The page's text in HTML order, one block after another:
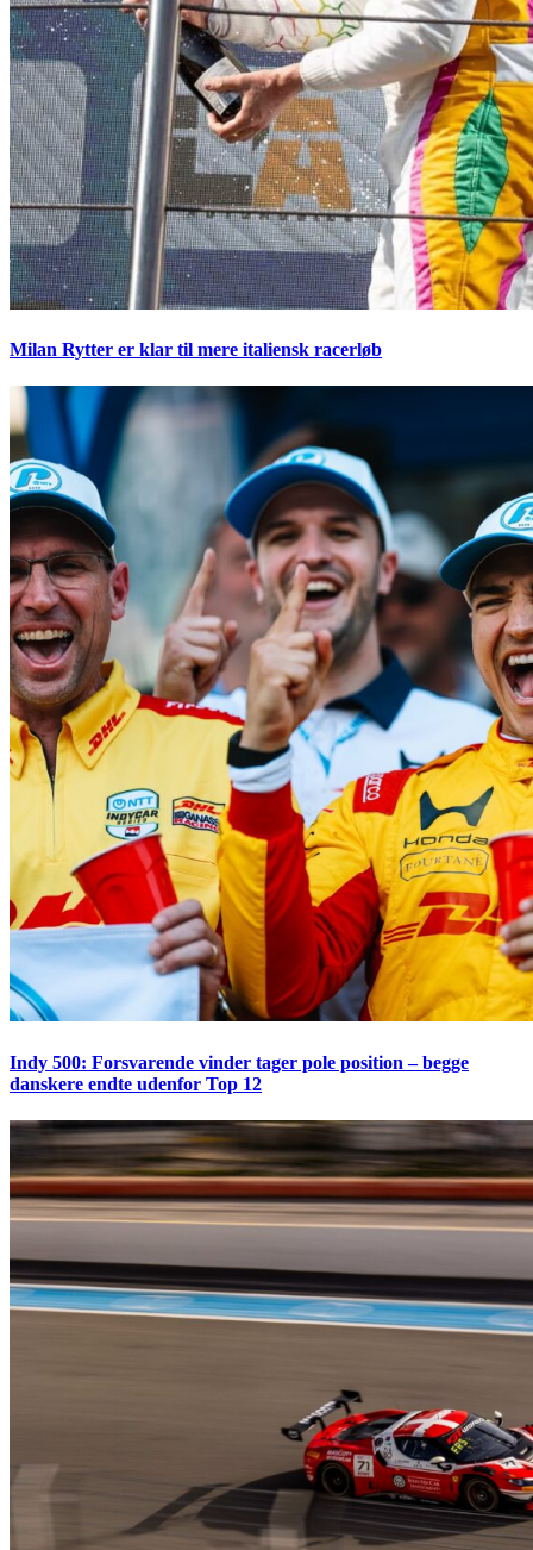
Milan Rytter er klar til mere italiensk racerløb
Indy 500: Forsvarende vinder tager pole position – begge
danskere endte udenfor Top 12